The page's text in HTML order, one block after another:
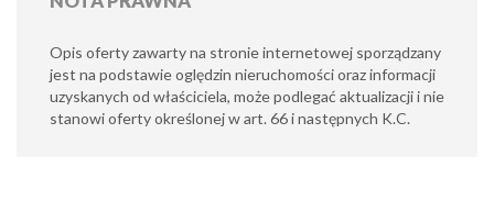
Opis oferty zawarty na stronie internetowej sporządzany
jest na podstawie oględzin nieruchomości oraz informacji
uzyskanych od właściciela, może podlegać aktualizacji i nie
stanowi oferty określonej w art. 66 i następnych K.C.